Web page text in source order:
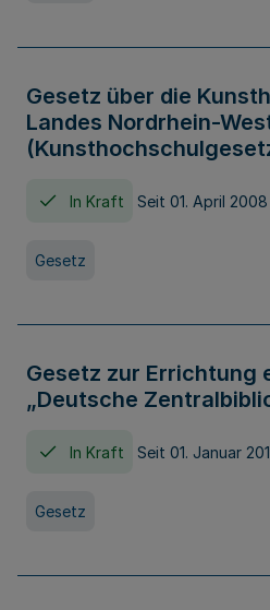
Gesetz über die
Landes Nordrhein-
In Kraft Seit 01. April 2008
Gesetz
Gesetz zur Errichtung
„Deutsche
In Kraft Seit 01. Januar
Gesetz